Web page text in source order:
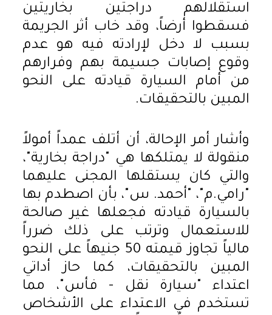
استقلالهم دراجتين بخاريتين
فسقطوا أرضاً، وقد خاب أثر الجريمة
بسبب لا دخل لإرادته فيه هو عدم
وقوع إصابات جسيمة بهم وفرارهم
من أمام السيارة قيادته على النحو
المبين بالتحقيقات.
وأشار أمر الإحالة، أن أتلف عمداً أمولاً
منقولة لا يمتلكها هي "دراجة بخارية"،
والتي كان يستقلها المجنى عليهما
"رامي.م"، "أحمد. س"، بأن اصطدم بها
بالسيارة قيادته فجعلها غير صالحة
للاستعمال وترتب على ذلك ضرراً
مالياً تجاوز قيمته 50 جنيهاً على النحو
المبين بالتحقيقات، كما حاز أداتي
اعتداء "سيارة نقل - فأس"، مما
تستخدم في الاعتداء على الأشخاص